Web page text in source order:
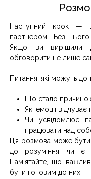
Наступний крок —
партнером. Без
Якщо ви вирішили
обговорити не лише
Питання, які можуть
Що стало
Які емоції
Чи усвідомлює
працювати над
Ця розмова може
до розуміння, чи є
Пам'ятайте, що
бути готовим до них.